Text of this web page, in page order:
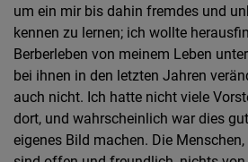
um ein mir bis dahin fremdes und
kennen zu lernen; ich wollte
Berberleben von meinem Leben
bei ihnen in den letzten Jahren
auch nicht. Ich hatte nicht viele
dort, und wahrscheinlich war dies
eigenes Bild machen. Die